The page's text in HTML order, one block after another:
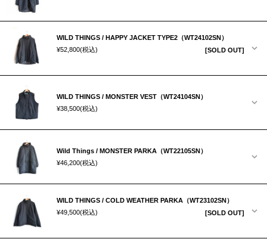
WILD THINGS / HAPPY JACKET TYPE2（WT24102SN）
¥52,800(税込) [SOLD OUT]
WILD THINGS / MONSTER VEST（WT24104SN）
¥38,500(税込)
Wild Things / MONSTER PARKA（WT22105SN）
¥46,200(税込)
WILD THINGS / COLD WEATHER PARKA（WT23102SN）
¥49,500(税込) [SOLD OUT]